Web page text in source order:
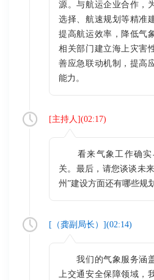
源。与航运企业合作，
选择、航速规划等精准
提高航运效率，降低气
相关部门建立海上灾害
善应急联动机制，提高
能力。
[主持人](02:17)
看来气象工作确
关。最后，请您谈谈未
州”建设方面还有哪些规
[（龚副局长 ）](02:14)
我们的气象服务涵
上交通安全保障领域，